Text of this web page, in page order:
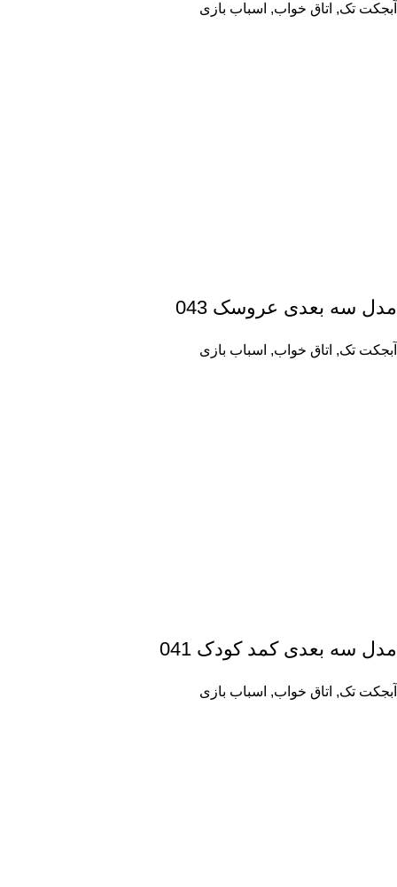
آبجکت تک, اتاق خواب, اسباب بازی
مدل سه بعدی عروسک 043
آبجکت تک, اتاق خواب, اسباب بازی
مدل سه بعدی کمد کودک 041
آبجکت تک, اتاق خواب, اسباب بازی